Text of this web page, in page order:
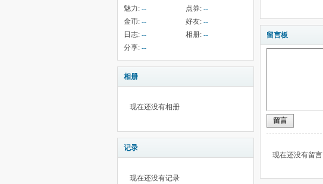
魅力: -- 点券: --
金币: -- 好友: --
日志: -- 相册: --
分享: --
相册
现在还没有相册
记录
现在还没有记录
留言板
留言
现在还没有留言